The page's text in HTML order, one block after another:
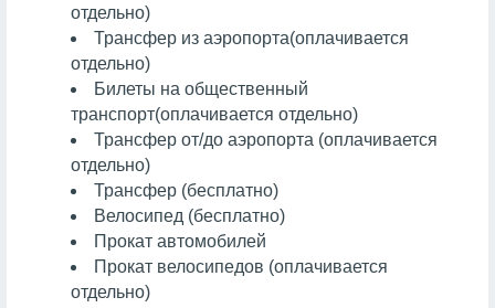
отдельно)
Трансфер из аэропорта(оплачивается
отдельно)
Билеты на общественный
транспорт(оплачивается отдельно)
Трансфер от/до аэропорта (оплачивается
отдельно)
Трансфер (бесплатно)
Велосипед (бесплатно)
Прокат автомобилей
Прокат велосипедов (оплачивается
отдельно)